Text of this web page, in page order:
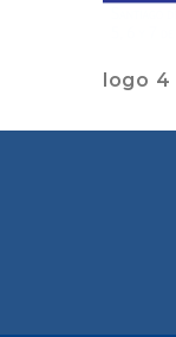
logo 4